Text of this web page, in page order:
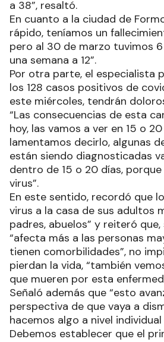
a 38”, resaltó.
En cuanto a la ciudad de
rápido, teníamos un
pero al 30 de marzo tuvimos
una semana a 12”.
Por otra parte, el especialista
los 128 casos positivos de
este miércoles, tendrán
“Las consecuencias de esta
hoy, las vamos a ver en 15 o
lamentamos decirlo, algunas
están siendo diagnosticadas
dentro de 15 o 20 días,
virus”.
En este sentido, recordó que
virus a la casa de sus adultos
padres, abuelos” y reiteró que,
“afecta más a las personas
tienen comorbilidades”, no
pierdan la vida, “también
que mueren por esta
Señaló además que “esto
perspectiva de que vaya a
hacemos algo a nivel
Debemos establecer que el